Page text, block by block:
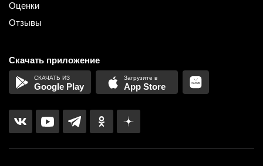
Оценки
Отзывы
Скачать приложение
Google Play App Store